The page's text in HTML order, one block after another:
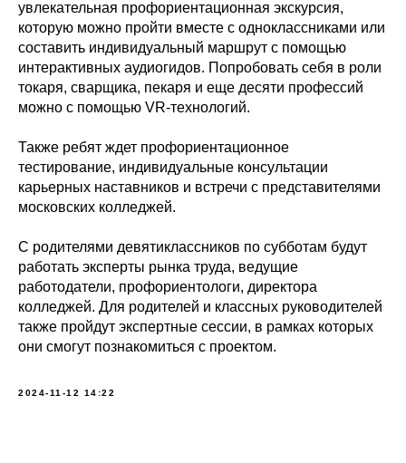
увлекательная профориентационная экскурсия,
которую можно пройти вместе с одноклассниками или
составить индивидуальный маршрут с помощью
интерактивных аудиогидов. Попробовать себя в роли
токаря, сварщика, пекаря и еще десяти профессий
можно с помощью VR-технологий.
Также ребят ждет профориентационное
тестирование, индивидуальные консультации
карьерных наставников и встречи с представителями
московских колледжей.
С родителями девятиклассников по субботам будут
работать эксперты рынка труда, ведущие
работодатели, профориентологи, директора
колледжей. Для родителей и классных руководителей
также пройдут экспертные сессии, в рамках которых
они смогут познакомиться с проектом.
2024-11-12 14:22